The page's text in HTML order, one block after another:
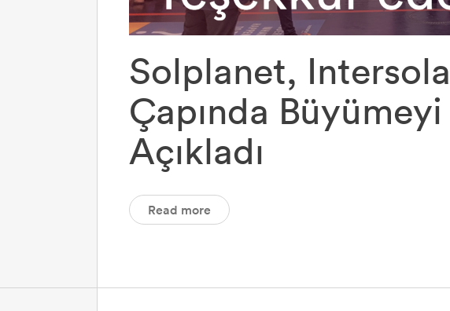
Solplanet,
Çapında
Açıkladı
Read more